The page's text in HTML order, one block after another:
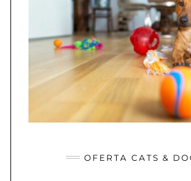
OFERTA CATS &